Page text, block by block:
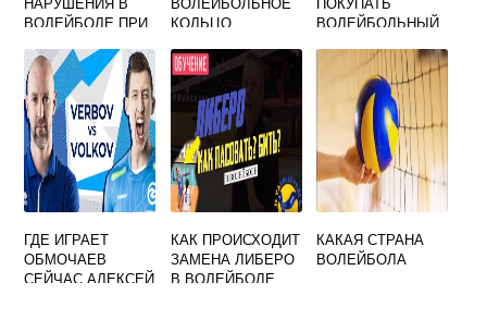
ВОЛЕЙБОЛЕ ПРИ
КОЛЬЦО
ВОЛЕЙБОЛЬНЫЙ
ГДЕ ИГРАЕТ
ОБМОЧАЕВ
СЕЙЧАС АЛЕКСЕЙ
КАК ПРОИСХОДИТ
ЗАМЕНА ЛИБЕРО
В ВОЛЕЙБОЛЕ
КАКАЯ СТРАНА
ВОЛЕЙБОЛА